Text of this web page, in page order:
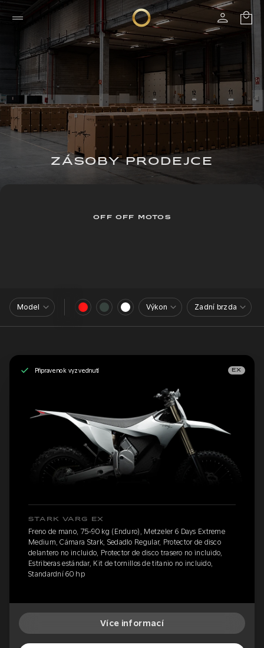
ZÁSOBY PRODEJCE
OFF OFF MOTOS
Model Výkon Zadní brzda
Připraveno k vyzvednutí EX
STARK VARG EX
Freno de mano, 75-90 kg (Enduro), Metzeler 6 Days Extreme
Medium, Cámara Stark, Sedadlo Regular, Protector de disco
delantero no incluido, Protector de disco trasero no incluido,
Estriberas estándar, Kit de tornillos de titanio no incluido,
Standardní 60 hp
Více informací